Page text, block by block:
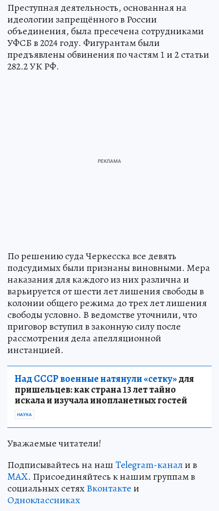
Преступная деятельность, основанная на
идеологии запрещённого в России
объединения, была пресечена сотрудниками
УФСБ в 2024 году. Фигурантам были
предъявлены обвинения по частям 1 и 2 статьи
282.2 УК РФ.
По решению суда Черкесска все девять
подсудимых были признаны виновными. Мера
наказания для каждого из них различна и
варьируется от шести лет лишения свободы в
колонии общего режима до трех лет лишения
свободы условно. В ведомстве уточнили, что
приговор вступил в законную силу после
рассмотрения дела апелляционной
инстанцией.
Над СССР военные натянули «сетку»для
пришельцев: как страна 13 лет тайно
искала и изучала инопланетных гостей
НАУКА
Уважаемые читатели!
Подписывайтесь на нашTelegram-канали в
MAX. Присоединяйтесь к нашим группам в
социальных сетяхВконтактеи
Одноклассниках